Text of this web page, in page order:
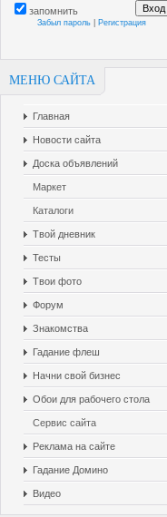
запомнить
Забыл пароль Регистрация
МЕНЮ САЙТА
Главная
Новости сайта
Доска объявлений
Маркет
Каталоги
Твой дневник
Тесты
Твои фото
Форум
Знакомства
Гадание флеш
Начни свой бизнес
Обои для рабочего стола
Сервис сайта
Реклама на сайте
Гадание Домино
Видео